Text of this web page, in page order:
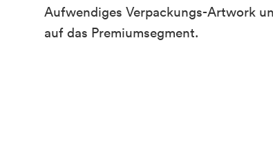
Aufwendiges Verpackungs-Artwork
auf das Premiumsegment.